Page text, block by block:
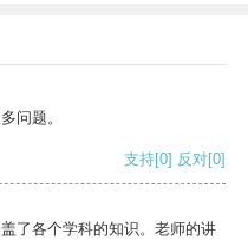
问题。
支持[0] 反对[0]
了各个学科的知识。老师的讲